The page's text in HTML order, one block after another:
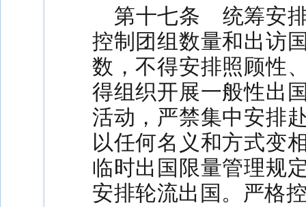
第十七条 统筹安
控制团组数量和出访
数，不得安排照顾性
得组织开展一般性出
活动，严禁集中安排
以任何名义和方式变
临时出国限量管理规
安排轮流出国。严格